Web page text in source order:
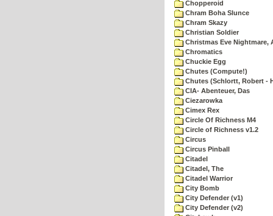
Chopperoid
Chram Boha Slunce
Chram Skazy
Christian Soldier
Christmas Eve Nightmare,
Chromatics
Chuckie Egg
Chutes (Compute!)
Chutes (Schlortt, Robert -
CIA- Abenteuer, Das
Ciezarowka
Cimex Rex
Circle Of Richness M4
Circle of Richness v1.2
Circus
Circus Pinball
Citadel
Citadel, The
Citadel Warrior
City Bomb
City Defender (v1)
City Defender (v2)